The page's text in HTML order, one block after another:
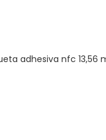
adhesiva nfc 13,56